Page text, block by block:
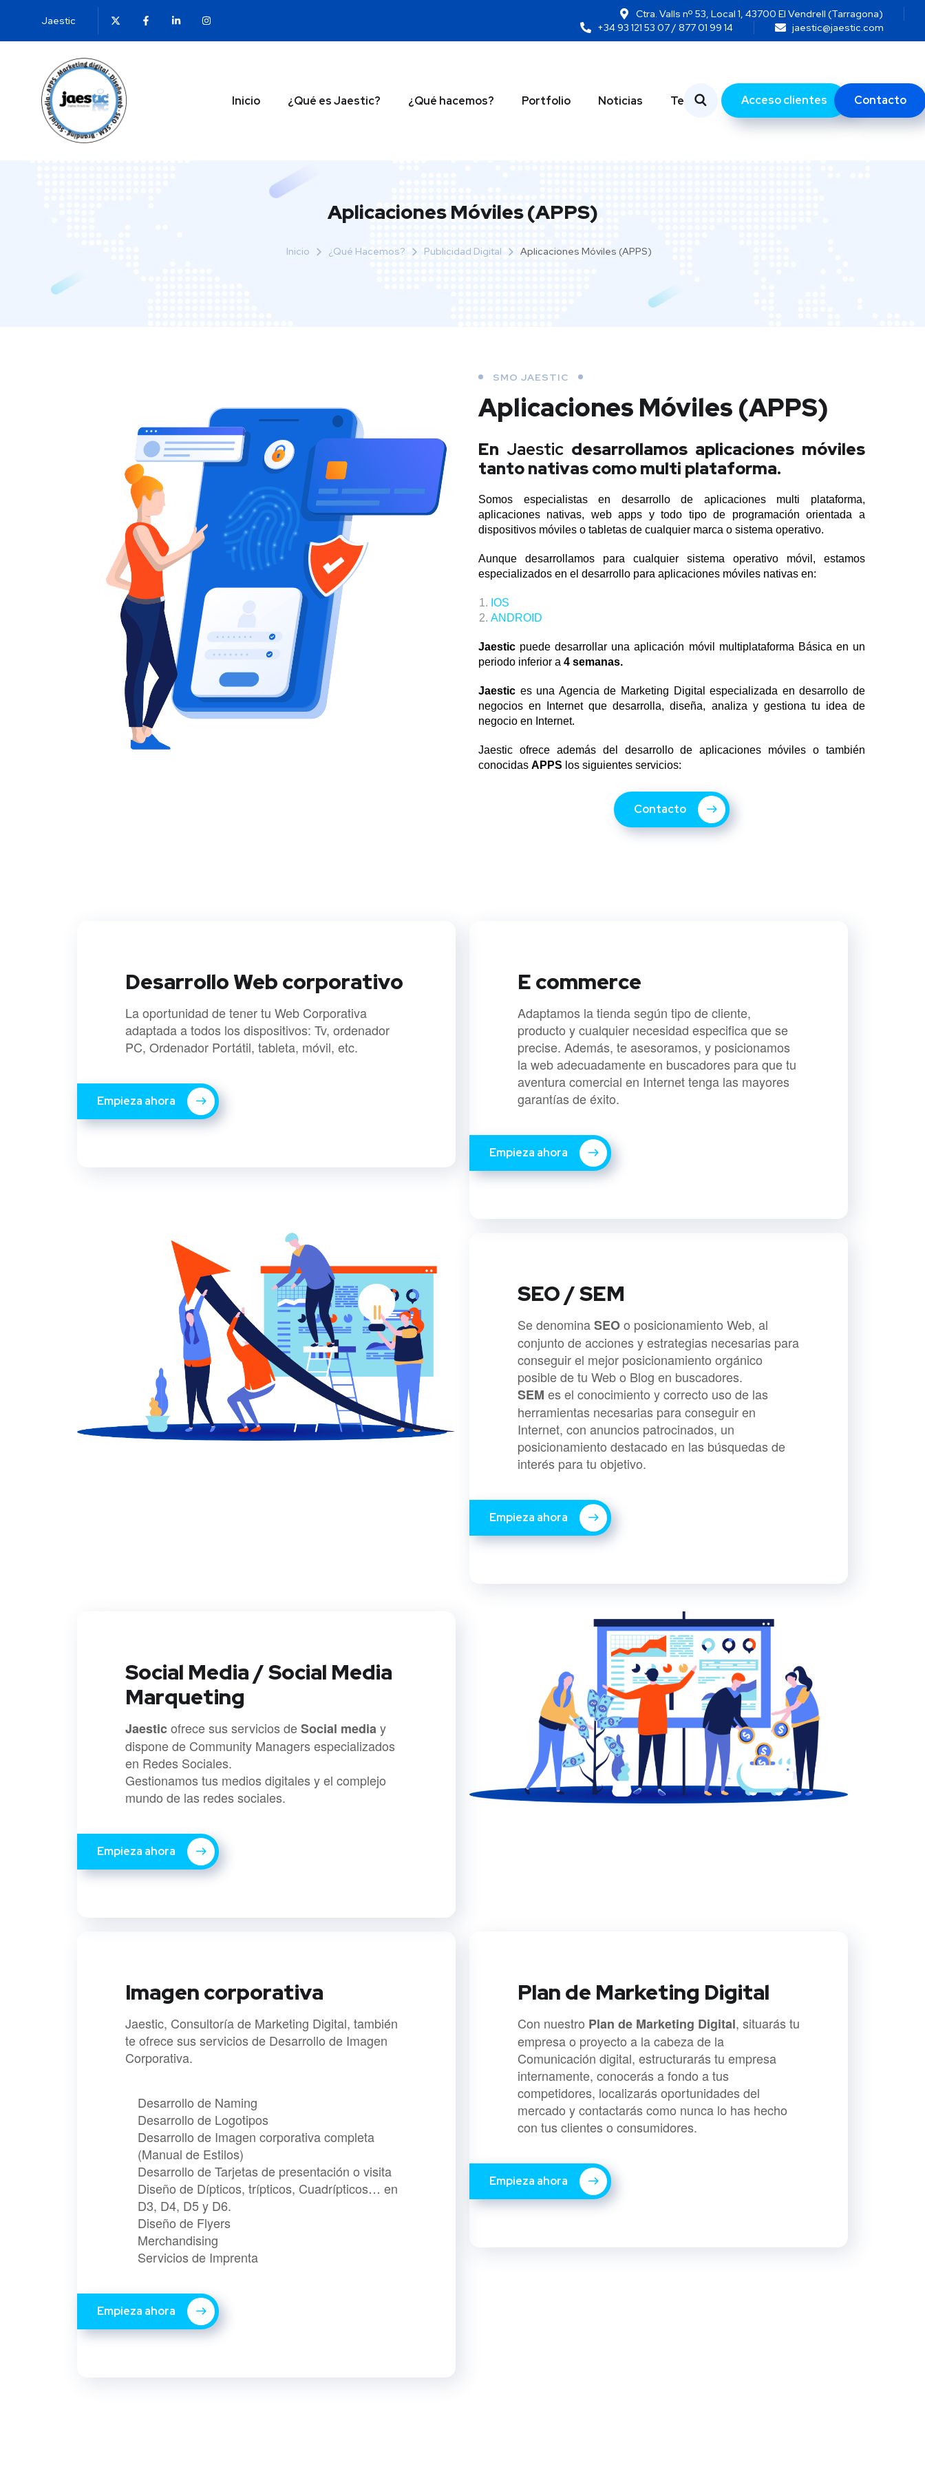
Jaestic
Ctra. Valls nº 53, Local 1, 43700 El Vendrell (Tarragona)
+34 93 121 53 07 / 877 01 99 14
jaestic@jaestic.com
Inicio ¿Qué es Jaestic? ¿Qué hacemos? Portfolio Noticias Temas Acceso clientes Contacto
Aplicaciones Móviles (APPS)
Inicio ¿Qué Hacemos? Publicidad Digital Aplicaciones Móviles (APPS)
SMO JAESTIC
Aplicaciones Móviles (APPS)
En Jaestic desarrollamos aplicaciones móviles
tanto nativas como multi plataforma.
Somos especialistas en desarrollo de aplicaciones multi plataforma,
aplicaciones nativas, web apps y todo tipo de programación orientada a
dispositivos móviles o tabletas de cualquier marca o sistema operativo.
Aunque desarrollamos para cualquier sistema operativo móvil, estamos
especializados en el desarrollo para aplicaciones móviles nativas en:
IOS
ANDROID
Jaestic puede desarrollar una aplicación móvil multiplataforma Básica en un
periodo inferior a 4 semanas.
Jaestic es una Agencia de Marketing Digital especializada en desarrollo de
negocios en Internet que desarrolla, diseña, analiza y gestiona tu idea de
negocio en Internet.
Jaestic ofrece además del desarrollo de aplicaciones móviles o también
conocidas APPS los siguientes servicios:
Contacto
Desarrollo Web corporativo
La oportunidad de tener tu Web Corporativa
adaptada a todos los dispositivos: Tv, ordenador
PC, Ordenador Portátil, tableta, móvil, etc.
Empieza ahora
E commerce
Adaptamos la tienda según tipo de cliente,
producto y cualquier necesidad especifica que se
precise. Además, te asesoramos, y posicionamos
la web adecuadamente en buscadores para que tu
aventura comercial en Internet tenga las mayores
garantías de éxito.
Empieza ahora
SEO / SEM
Se denominaSEOo posicionamiento Web, al
conjunto de acciones y estrategias necesarias para
conseguir el mejor posicionamiento orgánico
posible de tu Web o Blog en buscadores.
SEM es el conocimiento y correcto uso de las
herramientas necesarias para conseguir en
Internet, con anuncios patrocinados, un
posicionamiento destacado en las búsquedas de
interés para tu objetivo.
Empieza ahora
Social Media / Social Media
Marqueting
Jaesticofrece sus servicios deSocial mediay
dispone de Community Managers especializados
en Redes Sociales.
Gestionamos tus medios digitales y el complejo
mundo de las redes sociales.
Empieza ahora
Imagen corporativa
Jaestic, Consultoría de Marketing Digital, también
te ofrece sus servicios de Desarrollo de Imagen
Corporativa.
Desarrollo de Naming
Desarrollo de Logotipos
Desarrollo de Imagen corporativa completa
(Manual de Estilos)
Desarrollo de Tarjetas de presentación o visita
Diseño de Dípticos, trípticos, Cuadrípticos… en
D3, D4, D5 y D6.
Diseño de Flyers
Merchandising
Servicios de Imprenta
Empieza ahora
Plan de Marketing Digital
Con nuestro Plan de Marketing Digital, situarás tu
empresa o proyecto a la cabeza de la
Comunicación digital, estructurarás tu empresa
internamente, conocerás a fondo a tus
competidores, localizarás oportunidades del
mercado y contactarás como nunca lo has hecho
con tus clientes o consumidores.
Empieza ahora